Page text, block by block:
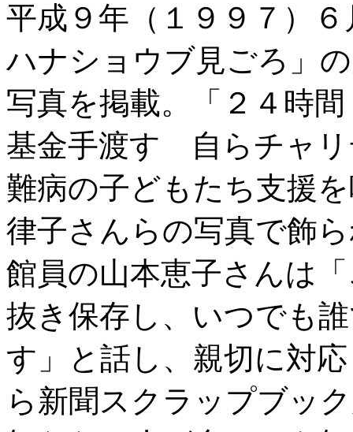
平成９年（１９９７）
ハナショウブ見ごろ」
写真を掲載。「２４時
基金手渡す 自らチャリ
難病の子どもたち支援
律子さんらの写真で飾
館員の山本恵子さんは
抜き保存し、いつでも
す」と話し、親切に対
ら新聞スクラップブッ